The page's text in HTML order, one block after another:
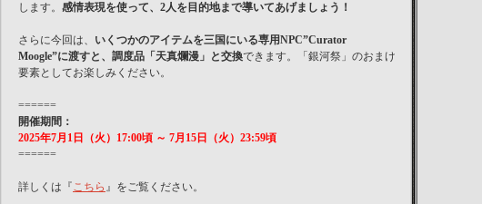
します。 感情表現を使って、2人を目的地まで導いてあげましょう！
さらに今回は、 いくつかのアイテムを三国にいる専用NPC”Curator
Moogle”に渡すと、調度品「天真爛漫」と交換できます。「銀河祭」のおまけ
要素としてお楽しみください。
======
開催期間：
2025年7月1日（火）17:00頃 ～ 7月15日（火）23:59頃
======
詳しくは『こちら 』をご覧ください。